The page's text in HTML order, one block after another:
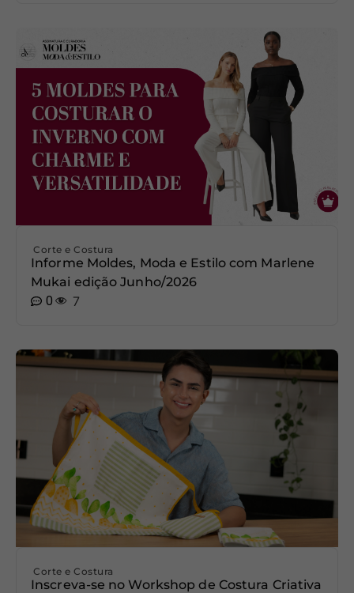
Corte e Costura
Informe Moldes, Moda e Estilo com Marlene
Mukai edição Junho/2026
0
7
Corte e Costura
Inscreva-se no Workshop de Costura Criativa